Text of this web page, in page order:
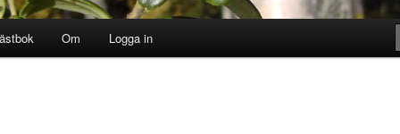
Om Logga in